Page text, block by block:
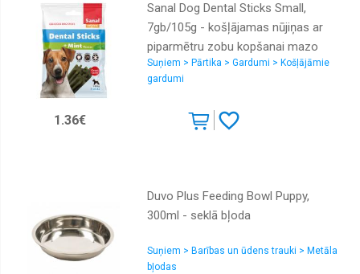
Sanal Dog Dental Sticks Small,
7gb/105g - košļājamas nūjiņas ar
piparmētru zobu kopšanai mazo
šķirņu suņiem
Suņiem > Pārtika > Gardumi > Košļājāmie
gardumi
1.36€
Duvo Plus Feeding Bowl Puppy,
300ml - seklā bļoda
Suņiem > Barības un ūdens trauki > Metāla
bļodas